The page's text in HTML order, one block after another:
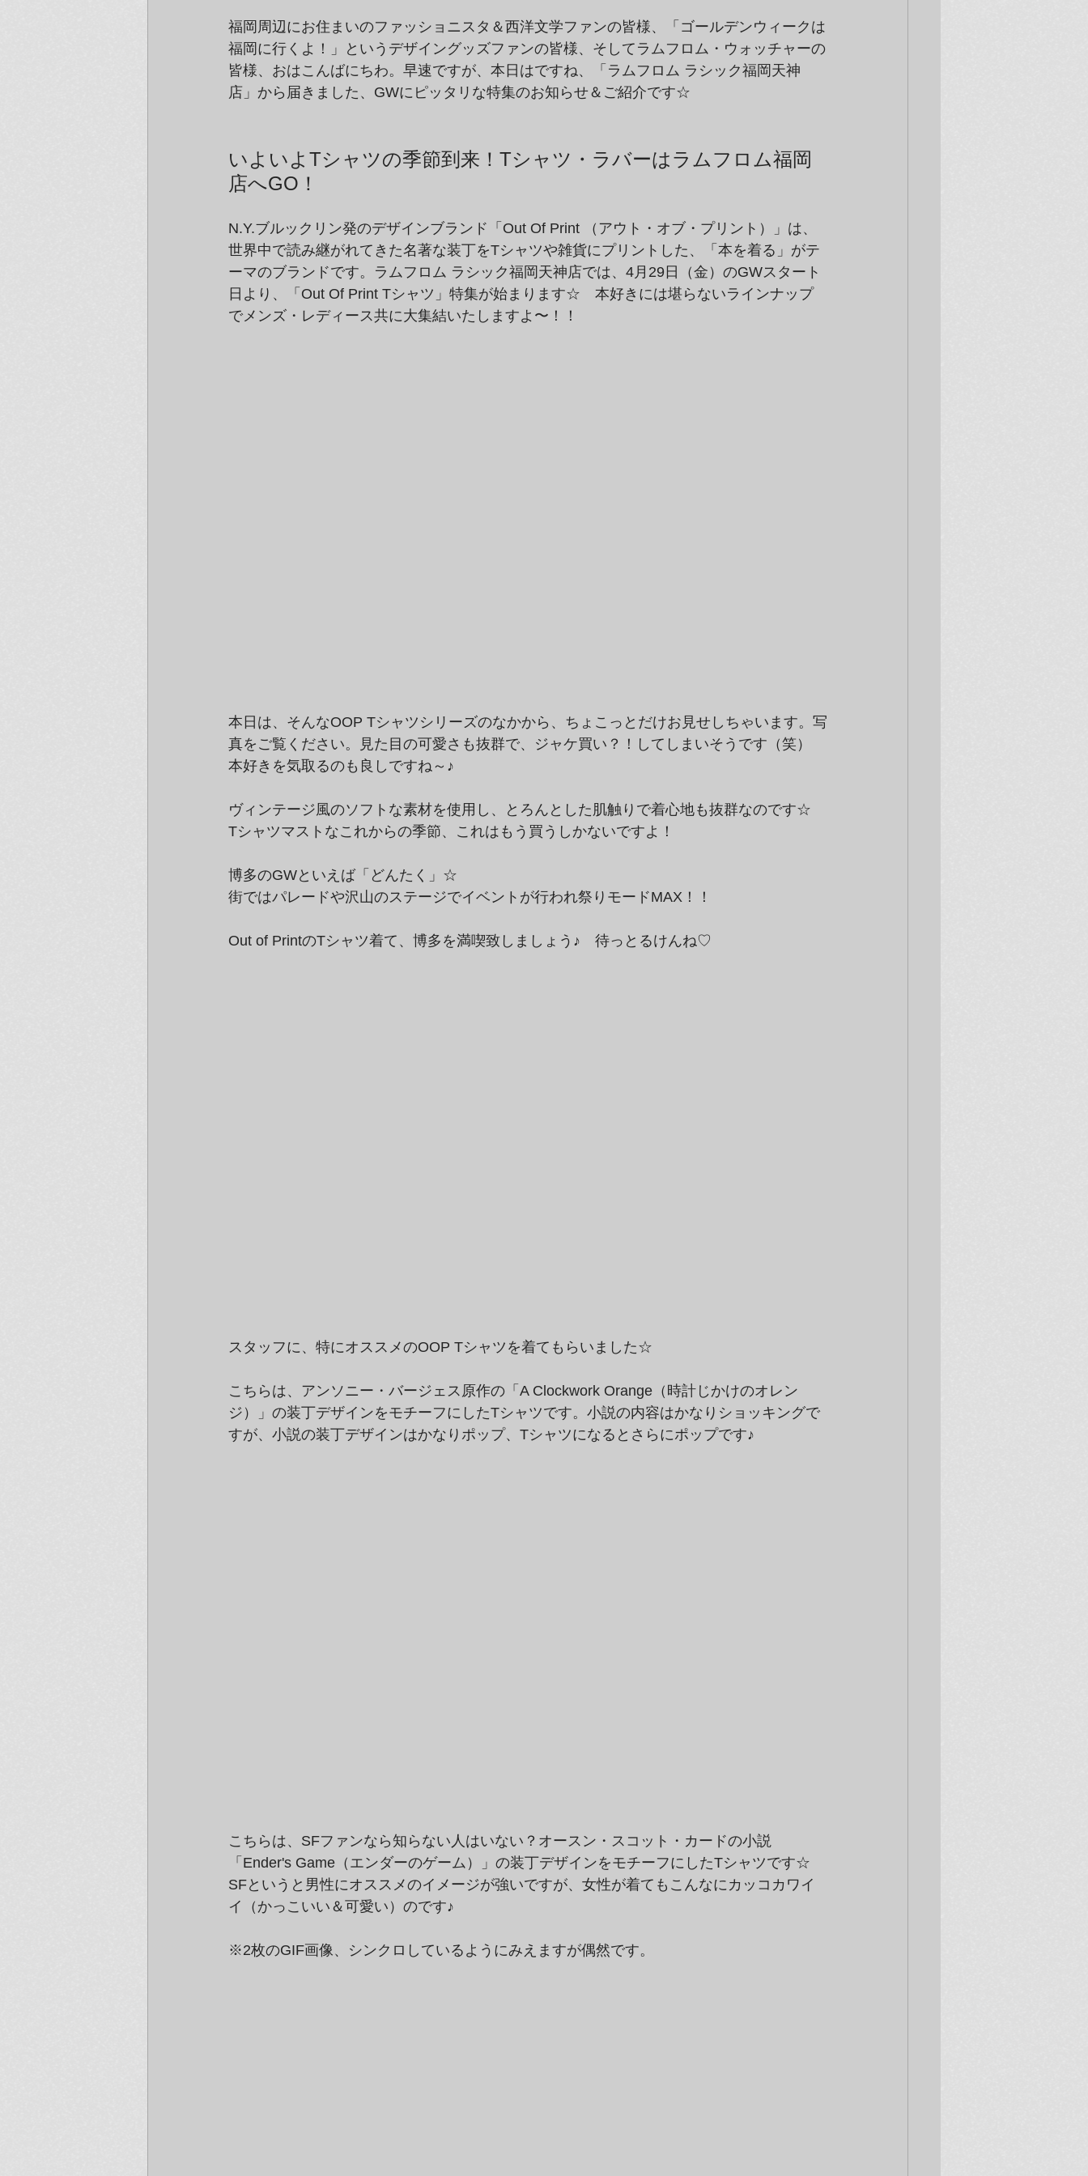
福岡周辺にお住まいのファッショニスタ＆西洋文学ファンの皆様、「ゴールデンウィークは
福岡に行くよ！」というデザイングッズファンの皆様、そしてラムフロム・ウォッチャーの
皆様、おはこんばにちわ。早速ですが、本日はですね、「ラムフロム ラシック福岡天神
店」から届きました、GWにピッタリな特集のお知らせ＆ご紹介です☆
いよいよTシャツの季節到来！Tシャツ・ラバーはラムフロム福岡
店へGO！
N.Y.ブルックリン発のデザインブランド「Out Of Print （アウト・オブ・プリント）」は、
世界中で読み継がれてきた名著な装丁をTシャツや雑貨にプリントした、「本を着る」がテ
ーマのブランドです。ラムフロム ラシック福岡天神店では、4月29日（金）のGWスタート
日より、「Out Of Print Tシャツ」特集が始まります☆　本好きには堪らないラインナップ
でメンズ・レディース共に大集結いたしますよ〜！！
本日は、そんなOOP Tシャツシリーズのなかから、ちょこっとだけお見せしちゃいます。写
真をご覧ください。見た目の可愛さも抜群で、ジャケ買い？！してしまいそうです（笑）
本好きを気取るのも良しですね～♪
ヴィンテージ風のソフトな素材を使用し、とろんとした肌触りで着心地も抜群なのです☆
Tシャツマストなこれからの季節、これはもう買うしかないですよ！
博多のGWといえば「どんたく」☆
街ではパレードや沢山のステージでイベントが行われ祭りモードMAX！！
Out of PrintのTシャツ着て、博多を満喫致しましょう♪　待っとるけんね♡
スタッフに、特にオススメのOOP Tシャツを着てもらいました☆
こちらは、アンソニー・バージェス原作の「A Clockwork Orange（時計じかけのオレン
ジ）」の装丁デザインをモチーフにしたTシャツです。小説の内容はかなりショッキングで
すが、小説の装丁デザインはかなりポップ、Tシャツになるとさらにポップです♪
こちらは、SFファンなら知らない人はいない？オースン・スコット・カードの小説
「Ender's Game（エンダーのゲーム）」の装丁デザインをモチーフにしたTシャツです☆
SFというと男性にオススメのイメージが強いですが、女性が着てもこんなにカッコカワイ
イ（かっこいい＆可愛い）のです♪
※2枚のGIF画像、シンクロしているようにみえますが偶然です。